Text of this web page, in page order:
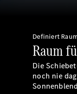
Definiert
Raum
Die
noch nie